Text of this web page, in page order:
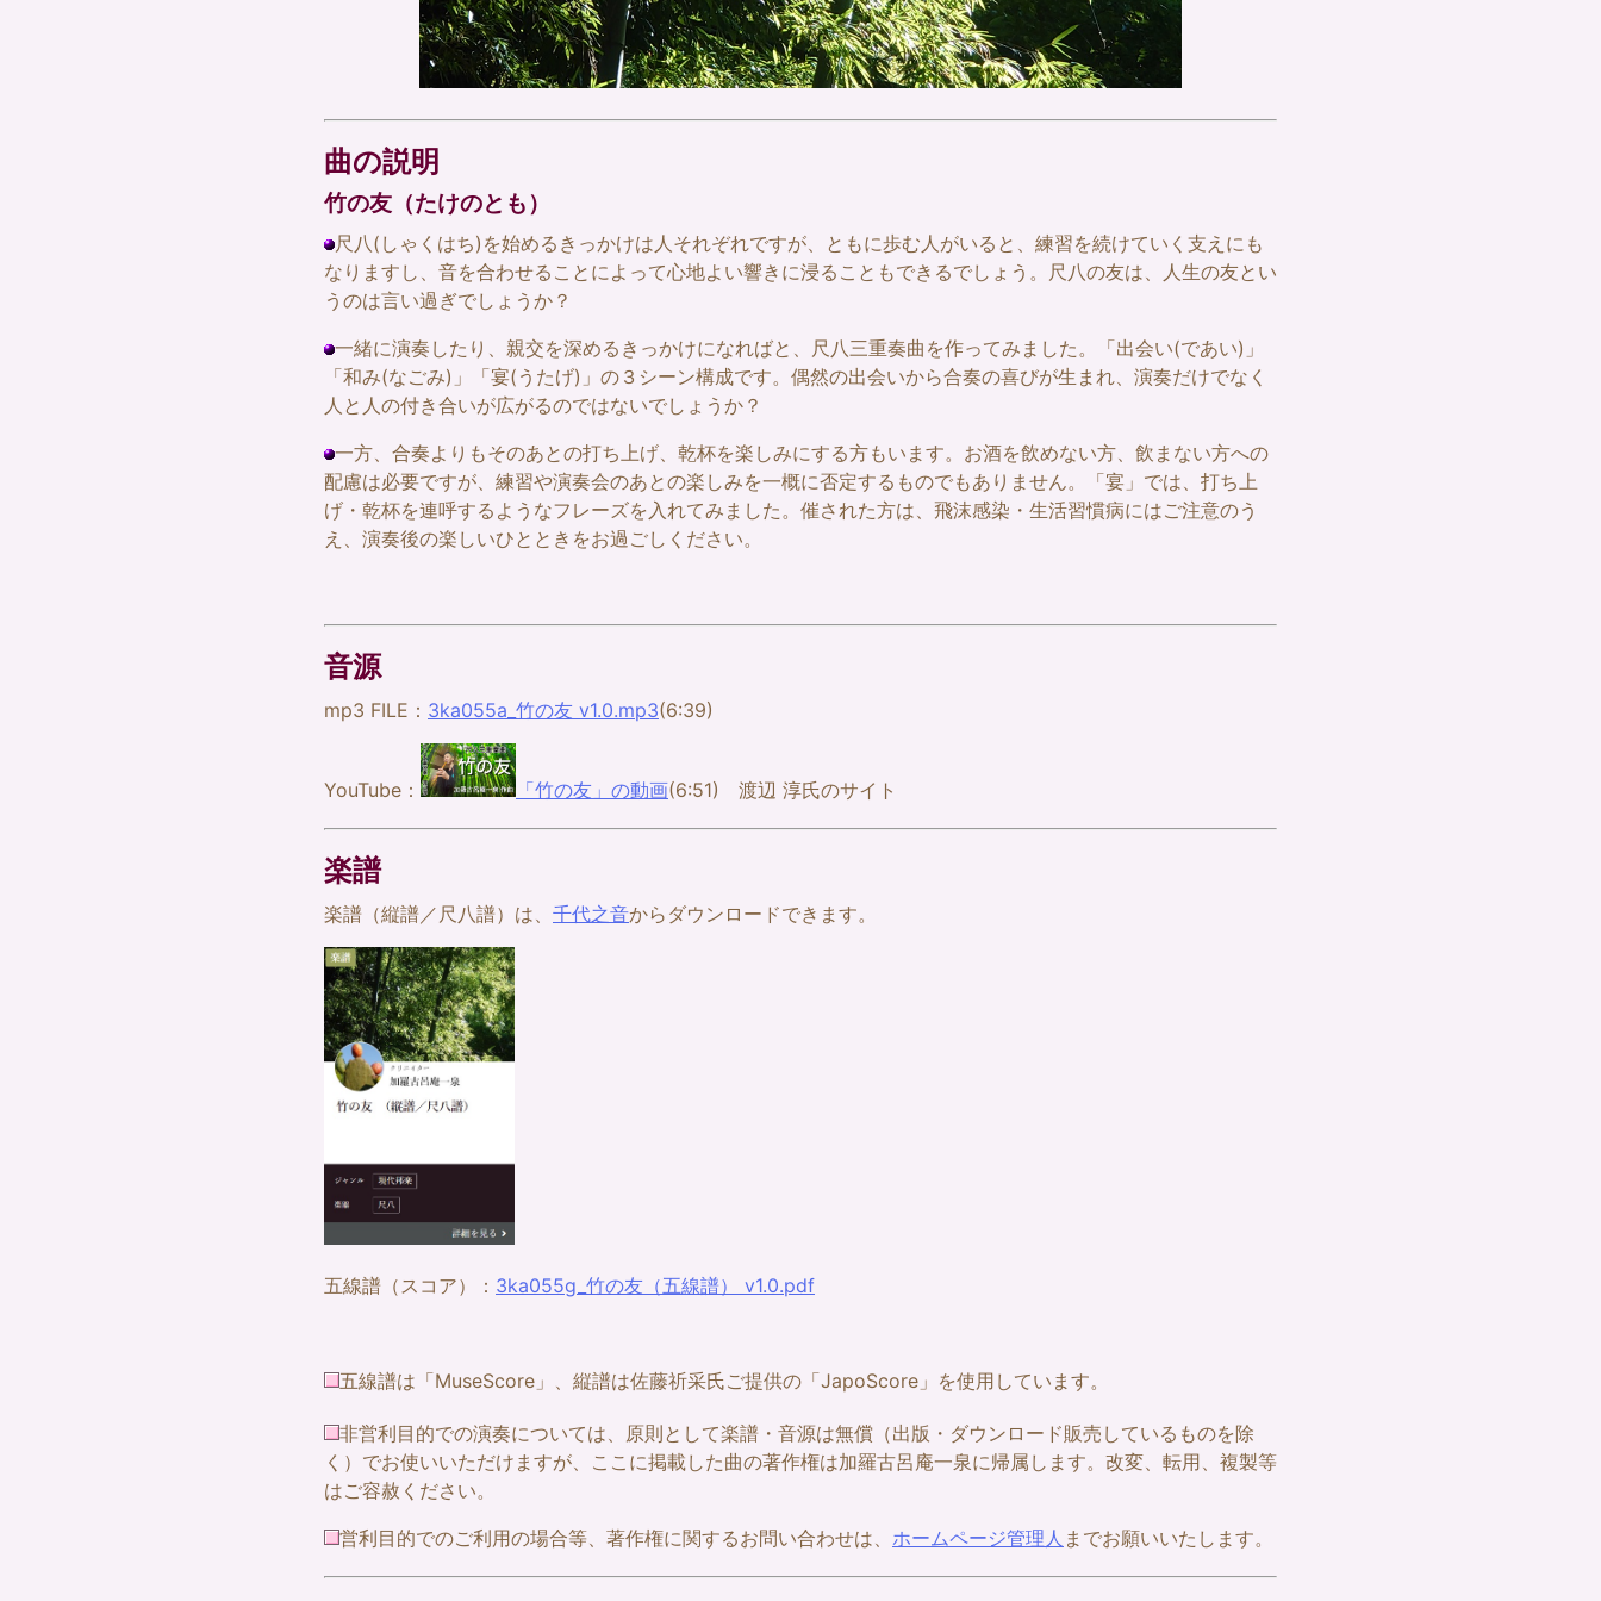
曲の説明
竹の友（たけのとも）
尺八(しゃくはち)を始めるきっかけは人それぞれですが、ともに歩む人がいると、練習を続けていく支えにも
なりますし、音を合わせることによって心地よい響きに浸ることもできるでしょう。尺八の友は、人生の友とい
うのは言い過ぎでしょうか？
一緒に演奏したり、親交を深めるきっかけになればと、尺八三重奏曲を作ってみました。「出会い(であい)」
「和み(なごみ)」「宴(うたげ)」の３シーン構成です。偶然の出会いから合奏の喜びが生まれ、演奏だけでなく
人と人の付き合いが広がるのではないでしょうか？
一方、合奏よりもそのあとの打ち上げ、乾杯を楽しみにする方もいます。お酒を飲めない方、飲まない方への
配慮は必要ですが、練習や演奏会のあとの楽しみを一概に否定するものでもありません。「宴」では、打ち上
げ・乾杯を連呼するようなフレーズを入れてみました。催された方は、飛沫感染・生活習慣病にはご注意のう
え、演奏後の楽しいひとときをお過ごしください。
音源
mp3 FILE： 3ka055a_竹の友 v1.0.mp3(6:39)
YouTube： 「竹の友」の動画(6:51) 渡辺 淳氏のサイト
楽譜
楽譜（縦譜／尺八譜）は、 千代之音からダウンロードできます。
五線譜（スコア）： 3ka055g_竹の友（五線譜） v1.0.pdf
五線譜は「MuseScore」、縦譜は佐藤祈采氏ご提供の「JapoScore」を使用しています。
非営利目的での演奏については、原則として楽譜・音源は無償（出版・ダウンロード販売しているものを除
く）でお使いいただけますが、ここに掲載した曲の著作権は加羅古呂庵一泉に帰属します。改変、転用、複製等
はご容赦ください。
営利目的でのご利用の場合等、著作権に関するお問い合わせは、 ホームページ管理人 までお願いいたします。